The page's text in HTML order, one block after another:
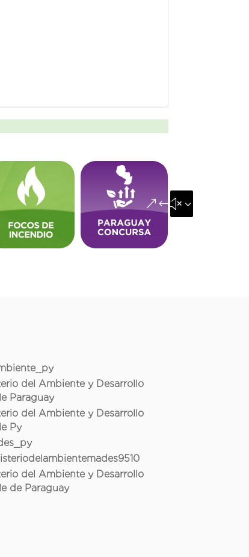
&#x35;
del Ambiente y Desarrollo
Paraguay
del Ambiente y Desarrollo
Py
del Ambiente y Desarrollo
de Paraguay